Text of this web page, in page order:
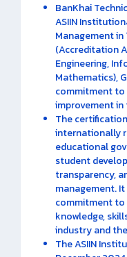
BanKhai
ASIIN
Management in
(Accreditation
Engineering,
Mathematics),
commitment to
improvement in
The
internationally
educational
student
transparency,
management.
commitment to
knowledge,
industry and
The ASIIN